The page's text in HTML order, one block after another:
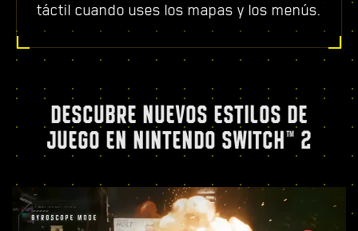
táctil cuando uses los mapas y los menús.
DESCUBRE NUEVOS ESTILOS DE
JUEGO EN NINTENDO SWITCH™ 2